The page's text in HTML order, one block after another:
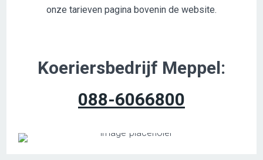
onze tarieven pagina bovenin de website.
Koeriersbedrijf Meppel:
088-6066800